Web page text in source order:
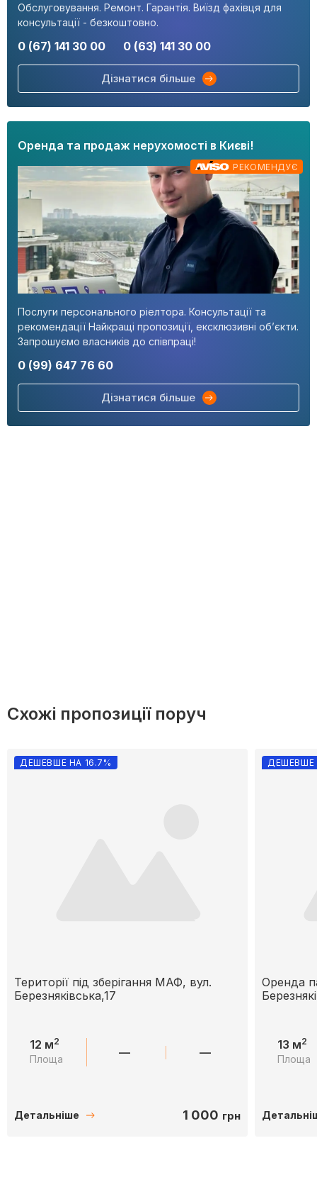
Обслуговування. Ремонт. Гарантія. Виїзд фахівця для
консультації - безкоштовно.
0 (67) 141 30 00 0 (63) 141 30 00
Дізнатися більше
Послуги персонального ріелтора. Консультації та
рекомендації Найкращі пропозиції, ексклюзивні об’єкти.
Запрошуємо власників до співпраці!
0 (99) 647 76 60
Дізнатися більше
Оренда та продаж нерухомості в Києві!
РЕКОМЕНДУЄ
Схожі пропозиції поруч
ДЕШЕВШЕ НА 16.7%
Території під зберігання МАФ, вул.
Березняківська,17
12 м2
Площа — —
Детальніше 1 000 грн
ДЕШЕВШЕ
Оренда
13 м2
Площа